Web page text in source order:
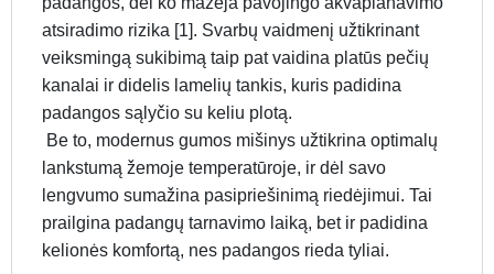
atsiradimo rizika [1]. Svarbų vaidmenį užtikrinant
veiksmingą sukibimą taip pat vaidina platūs pečių
kanalai ir didelis lamelių tankis, kuris padidina
padangos sąlyčio su keliu plotą.
Be to, modernus gumos mišinys užtikrina optimalų
lankstumą žemoje temperatūroje, ir dėl savo
lengvumo sumažina pasipriešinimą riedėjimui. Tai
prailgina padangų tarnavimo laiką, bet ir padidina
kelionės komfortą, nes padangos rieda tyliai.